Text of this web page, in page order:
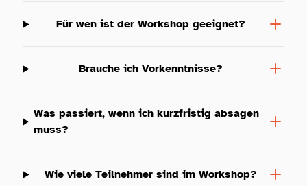
Für wen ist der Workshop geeignet?
Brauche ich Vorkenntnisse?
Was passiert, wenn ich kurzfristig absagen
muss?
Wie viele Teilnehmer sind im Workshop?